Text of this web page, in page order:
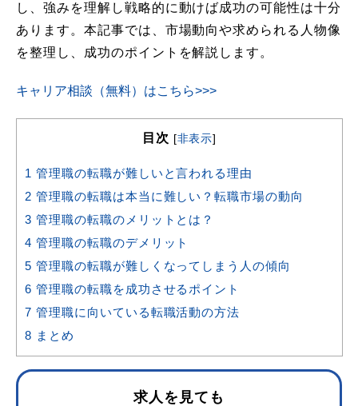
し、強みを理解し戦略的に動けば成功の可能性は十分
あります。本記事では、市場動向や求められる人物像
を整理し、成功のポイントを解説します。
キャリア相談（無料）はこちら>>>
目次 [非表示]
1 管理職の転職が難しいと言われる理由
2 管理職の転職は本当に難しい？転職市場の動向
3 管理職の転職のメリットとは？
4 管理職の転職のデメリット
5 管理職の転職が難しくなってしまう人の傾向
6 管理職の転職を成功させるポイント
7 管理職に向いている転職活動の方法
8 まとめ
求人を見ても